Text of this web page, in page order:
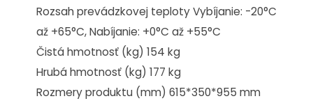
Rozsah prevádzkovej teploty Vybíjanie: -20°C
až +65°C, Nabíjanie: +0°C až +55°C
Čistá hmotnosť (kg) 154 kg
Hrubá hmotnosť (kg) 177 kg
Rozmery produktu (mm) 615*350*955 mm